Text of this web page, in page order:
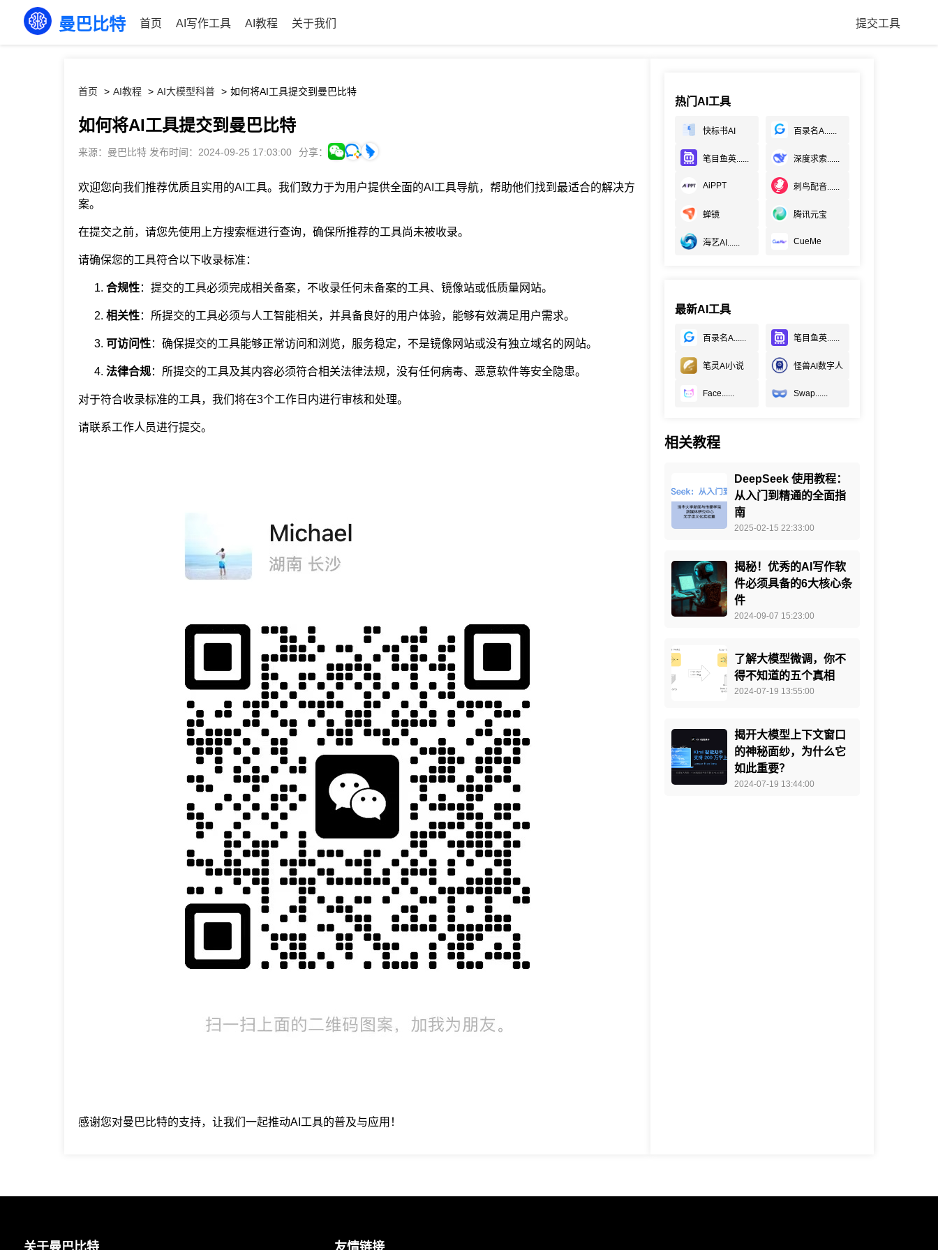
曼巴比特 首页 AI写作工具 AI教程 关于我们 提交工具
首页 AI教程 AI大模型科普 如何将AI工具提交到曼巴比特
如何将AI工具提交到曼巴比特
来源：曼巴比特 发布时间：2024-09-25 17:03:00 分享：
欢迎您向我们推荐优质且实用的AI工具。我们致力于为用户提供全面的AI工具导航，帮助他们找到最适合的解决方
案。
在提交之前，请您先使用上方搜索框进行查询，确保所推荐的工具尚未被收录。
请确保您的工具符合以下收录标准：
合规性：提交的工具必须完成相关备案，不收录任何未备案的工具、镜像站或低质量网站。
相关性：所提交的工具必须与人工智能相关，并具备良好的用户体验，能够有效满足用户需求。
可访问性：确保提交的工具能够正常访问和浏览，服务稳定，不是镜像网站或没有独立域名的网站。
法律合规：所提交的工具及其内容必须符合相关法律法规，没有任何病毒、恶意软件等安全隐患。
对于符合收录标准的工具，我们将在3个工作日内进行审核和处理。
请联系工作人员进行提交。
感谢您对曼巴比特的支持，让我们一起推动AI工具的普及与应用！
热门AI工具
快标书AI 百录名A......
笔目鱼英...... 深度求索......
AiPPT 刺鸟配音......
蝉镜 腾讯元宝
海艺AI...... CueMe
最新AI工具
百录名A...... 笔目鱼英......
笔灵AI小说 怪兽AI数字人
Face...... Swap......
相关教程
DeepSeek 使用教程：
从入门到精通的全面指
南
2025-02-15 22:33:00
揭秘！优秀的AI写作软
件必须具备的6大核心条
件
2024-09-07 15:23:00
了解大模型微调，你不
得不知道的五个真相
2024-07-19 13:55:00
揭开大模型上下文窗口
的神秘面纱，为什么它
如此重要？
2024-07-19 13:44:00
关于曼巴比特 友情链接